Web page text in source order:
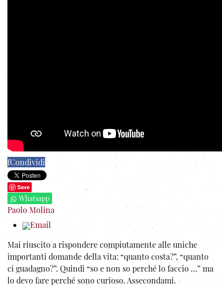
fCondividi
Save
Whatsapp
Paolo Molina
Email
Mai riuscito a rispondere compiutamente alle uniche
importanti domande della vita: “quanto costa?”, “quanto
ci guadagno?”.Quindi “so e non so perché lo faccio …” ma
lo devo fare perché sono curioso. Assecondami.